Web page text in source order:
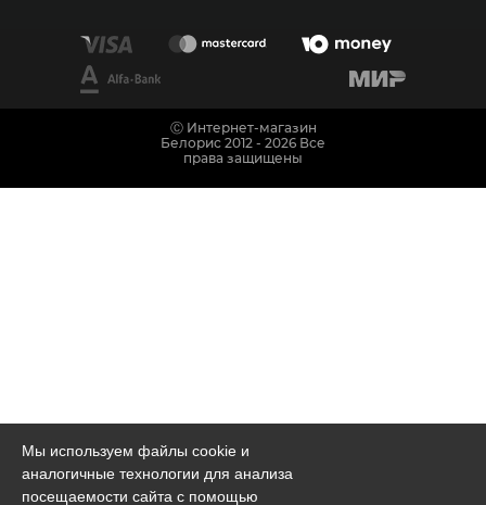
Мы используем файлы cookie и
аналогичные технологии для анализа
посещаемости сайта с помощью
Ⓒ Интернет-магазин
Белорис 2012 - 2026 Все
права защищены